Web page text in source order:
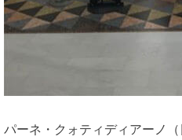
パーネ・クォティディアーノ